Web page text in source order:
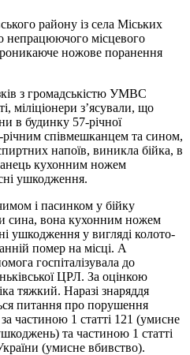
району із села Міських
непрацюючого місцевого
ножове поранення
з громадськістю УМВС
міліціонери з’ясували, що
в будинку 57-річної
співмешканцем та сином,
напоїв, виникла бійка, в
кухонним ножем
ушкодження.
і пасинком у бійку
сина, вона кухонним ножем
ушкодження у вигляді колото-
помер на місці. А
госпіталізувала до
ЦРЛ. За оцінкою
тяжкий. Наразі знаряддя
питання про порушення
частиною 1 статті 121 (умисне
та частиною 1 статті
(умисне вбивство).